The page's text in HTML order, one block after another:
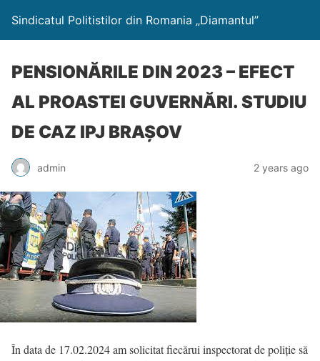
Sindicatul Politistilor din Romania „Diamantul”
PENSIONĂRILE DIN 2023 – EFECT
AL PROASTEI GUVERNĂRI. STUDIU
DE CAZ IPJ BRAȘOV
admin 2 years ago
În data de 17.02.2024 am solicitat fiecărui inspectorat de poliție să